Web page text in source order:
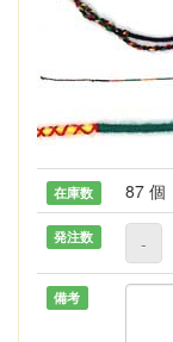
在庫数 87 個
発注数 -
備考